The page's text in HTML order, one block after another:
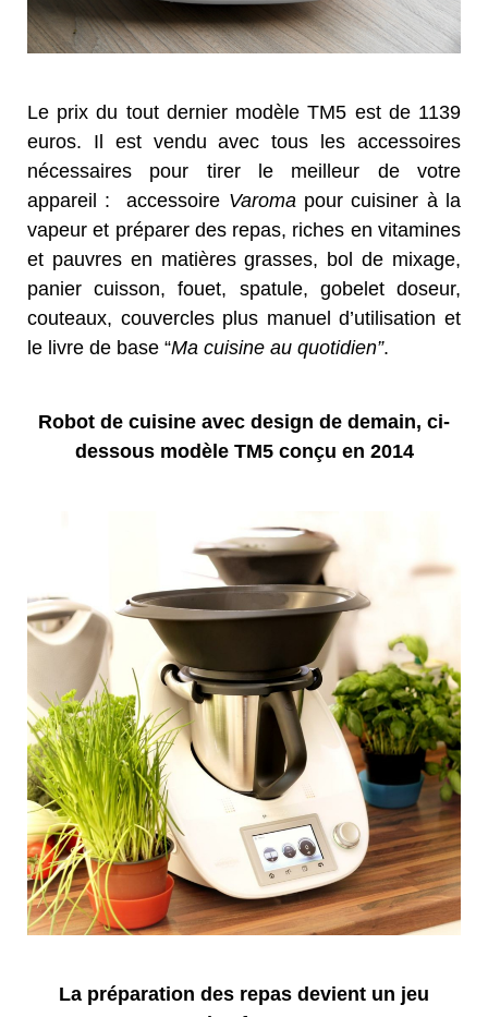
Le prix du tout dernier modèle TM5 est de 1139
euros. Il est vendu avec tous les accessoires
nécessaires pour tirer le meilleur de votre
appareil : accessoire Varoma pour cuisiner à la
vapeur et préparer des repas, riches en vitamines
et pauvres en matières grasses, bol de mixage,
panier cuisson, fouet, spatule, gobelet doseur,
couteaux, couvercles plus manuel d’utilisation et
le livre de base “Ma cuisine au quotidien”.
Robot de cuisine avec design de demain, ci-
dessous modèle TM5 conçu en 2014
La préparation des repas devient un jeu